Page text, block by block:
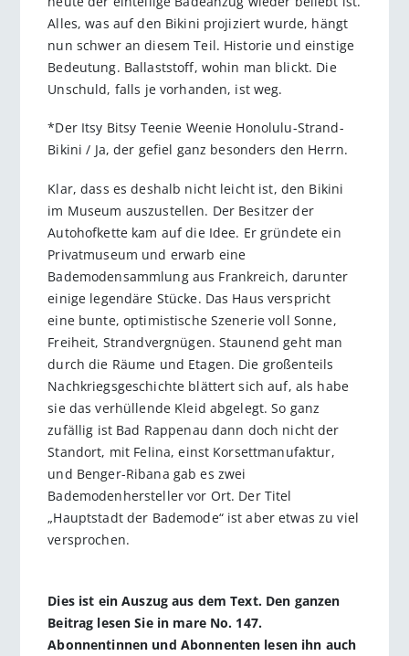
Alles, was auf den Bikini projiziert wurde, hängt
nun schwer an diesem Teil. Historie und einstige
Bedeutung. Ballaststoff, wohin man blickt. Die
Unschuld, falls je vorhanden, ist weg.
*Der Itsy Bitsy Teenie Weenie Honolulu-Strand-
Bikini / Ja, der gefiel ganz besonders den Herrn.
Klar, dass es deshalb nicht leicht ist, den Bikini
im Museum auszustellen. Der Besitzer der
Autohofkette kam auf die Idee. Er gründete ein
Privatmuseum und erwarb eine
Bademodensammlung aus Frankreich, darunter
einige legendäre Stücke. Das Haus verspricht
eine bunte, optimistische Szenerie voll Sonne,
Freiheit, Strandvergnügen. Staunend geht man
durch die Räume und Etagen. Die großenteils
Nachkriegsgeschichte blättert sich auf, als habe
sie das verhüllende Kleid abgelegt. So ganz
zufällig ist Bad Rappenau dann doch nicht der
Standort, mit Felina, einst Korsettmanufaktur,
und Benger-Ribana gab es zwei
Bademodenhersteller vor Ort. Der Titel
„Hauptstadt der Bademode“ ist aber etwas zu viel
versprochen.
Dies ist ein Auszug aus dem Text. Den ganzen
Beitrag lesen Sie in mare No. 147.
Abonnentinnen und Abonnenten lesen ihn auch